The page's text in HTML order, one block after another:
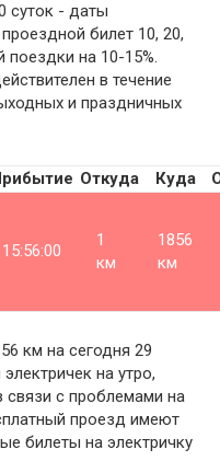
суток - даты
билет 10, 20,
на 10-15%.
в течение
и праздничных
Откуда Куда
15:56:00
1
км
1856
км
км на сегодня 29
на утро,
связи с проблемами на
проезд имеют
билеты на электричку